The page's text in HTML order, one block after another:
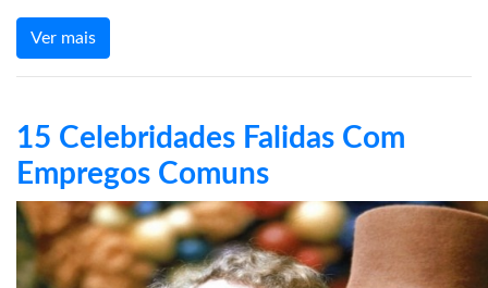
Ver mais
15 Celebridades Falidas Com
Empregos Comuns